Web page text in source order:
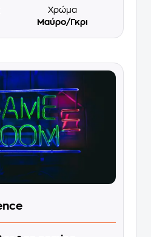
Χρώμα
Μαύρο/Γκρι